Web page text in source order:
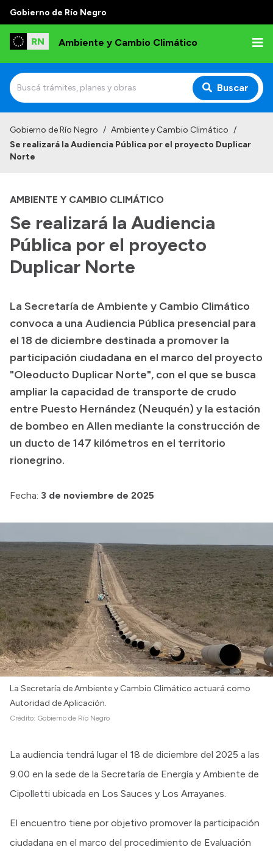
Gobierno de Río Negro
Ambiente y Cambio Climático
Buscar
Institucional
Delegaciones
Autoridades
Normativa
Presupuesto
Boletín Oficial
Compras y licitaciones
Consulta de expedientes
Consulta de pago a proveedores
Convocatorias
Login
Gobierno de Río Negro / Ambiente y Cambio Climático /
Se realizará la Audiencia Pública por el proyecto Duplicar
Norte
AMBIENTE Y CAMBIO CLIMÁTICO
Se realizará la Audiencia
Pública por el proyecto
Duplicar Norte
La Secretaría de Ambiente y Cambio Climático
convoca a una Audiencia Pública presencial para
el 18 de diciembre destinada a promover la
participación ciudadana en el marco del proyecto
"Oleoducto Duplicar Norte", con el que se busca
ampliar la capacidad de transporte de crudo
entre Puesto Hernández (Neuquén) y la estación
de bombeo en Allen mediante la construcción de
un ducto de 147 kilómetros en el territorio
rionegrino.
Fecha: 3 de noviembre de 2025
La Secretaría de Ambiente y Cambio Climático actuará como
Autoridad de Aplicación.
Crédito: Gobierno de Río Negro
La audiencia tendrá lugar el 18 de diciembre del 2025 a las
9.00 en la sede de la Secretaría de Energía y Ambiente de
Cipolletti ubicada en Los Sauces y Los Arrayanes.
El encuentro tiene por objetivo promover la participación
ciudadana en el marco del procedimiento de Evaluación